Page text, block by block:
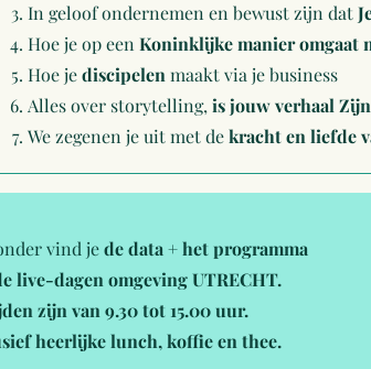
In geloof ondernemen en bewust zijn dat
Hoe je op een Koninklijke manier omgaat
Hoe jediscipelen maakt via je business
Alles over storytelling, is jouw verhaal
We zegenen je uit met dekracht en liefde
vind jede data + het programma
live-dagen omgeving UTRECHT.
zijn van 9.30 tot 15.00 uur.
heerlijke lunch, koffie en thee.